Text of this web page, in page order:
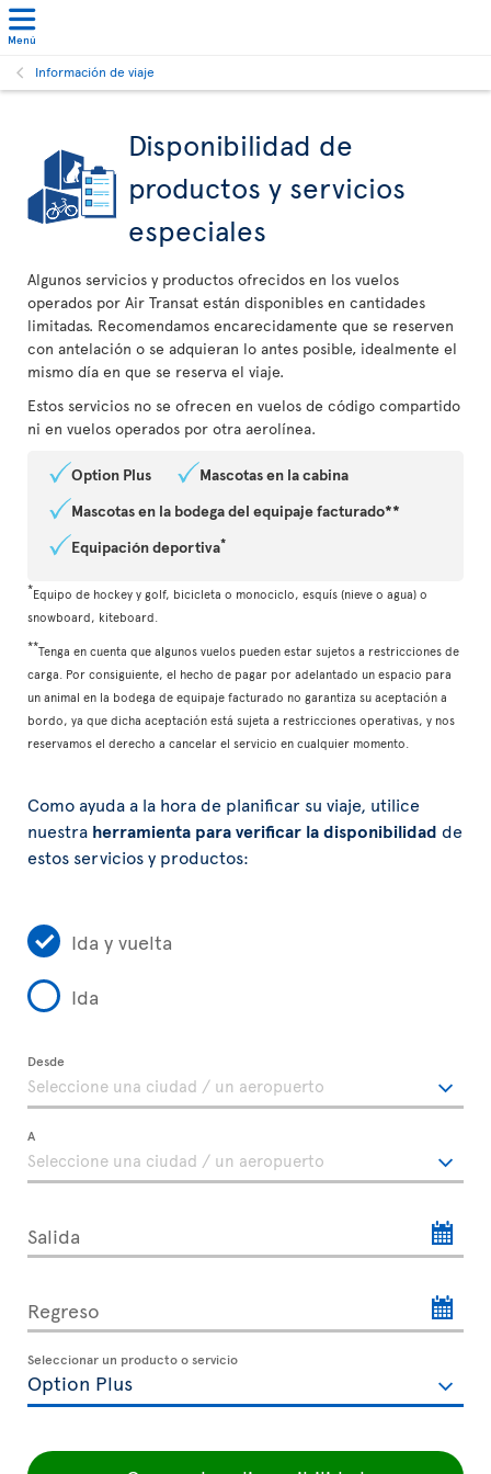
Menú
Información de viaje
Disponibilidad de
productos y servicios
especiales
Algunos servicios y productos ofrecidos en los vuelos
operados por Air Transat están disponibles en cantidades
limitadas. Recomendamos encarecidamente que se reserven
con antelación o se adquieran lo antes posible, idealmente el
mismo día en que se reserva el viaje.
Estos servicios no se ofrecen en vuelos de código compartido
ni en vuelos operados por otra aerolínea.
Option Plus
Mascotas en la cabina
Mascotas en la bodega del equipaje facturado**
Equipación deportiva*
*Equipo de hockey y golf, bicicleta o monociclo, esquís (nieve o agua) o
snowboard, kiteboard.
**Tenga en cuenta que algunos vuelos pueden estar sujetos a restricciones de
carga. Por consiguiente, el hecho de pagar por adelantado un espacio para
un animal en la bodega de equipaje facturado no garantiza su aceptación a
bordo, ya que dicha aceptación está sujeta a restricciones operativas, y nos
reservamos el derecho a cancelar el servicio en cualquier momento.
Como ayuda a la hora de planificar su viaje, utilice
nuestra herramienta para verificar la disponibilidad de
estos servicios y productos:
Ida y vuelta
Ida
Desde
A
Salida
Regreso
Seleccionar un producto o servicio